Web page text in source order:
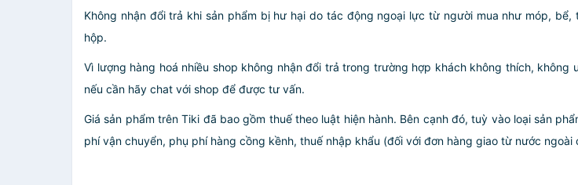
Không nhận đổi trả khi sản phẩm bị hư hại do tác động ngoại lực từ người mua như móp,
hộp.
Vì lượng hàng hoá nhiều shop không nhận đổi trả trong trường hợp khách không thích,
nếu cần hãy chat với shop để được tư vấn.
Giá sản phẩm trên Tiki đã bao gồm thuế theo luật hiện hành. Bên cạnh đó, tuỳ vào loại sản
phí vận chuyển, phụ phí hàng cồng kềnh, thuế nhập khẩu (đối với đơn hàng giao từ nước ngoài